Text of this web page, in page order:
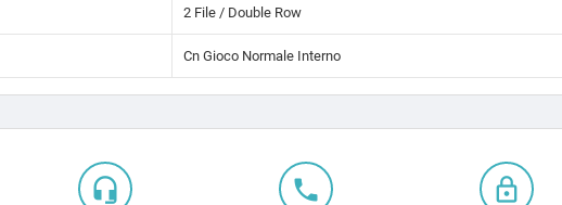
2 File / Double Row
Cn Gioco Normale Interno
headset_mic local_phone lock_outline